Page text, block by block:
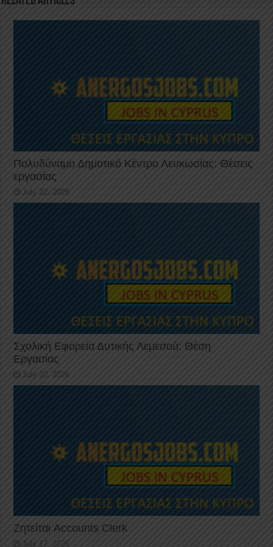
Πολυδύναμο Δημοτικό Κέντρο Λευκωσίας: Θέσεις
εργασίας
July 22, 2026
Σχολική Εφορεία Δυτικής Λεμεσού: Θέση
Εργασίας
July 20, 2026
Ζητείται Accounts Clerk
July 17, 2026